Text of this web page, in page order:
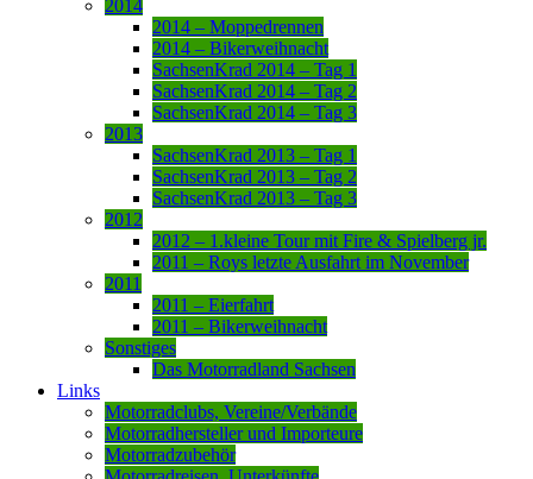
2014
2014 – Moppedrennen
2014 – Bikerweihnacht
SachsenKrad 2014 – Tag 1
SachsenKrad 2014 – Tag 2
SachsenKrad 2014 – Tag 3
2013
SachsenKrad 2013 – Tag 1
SachsenKrad 2013 – Tag 2
SachsenKrad 2013 – Tag 3
2012
2012 – 1.kleine Tour mit Fire & Spielberg jr.
2011 – Roys letzte Ausfahrt im November
2011
2011 – Eierfahrt
2011 – Bikerweihnacht
Sonstiges
Das Motorradland Sachsen
Links
Motorradclubs, Vereine/Verbände
Motorradhersteller und Importeure
Motorradzubehör